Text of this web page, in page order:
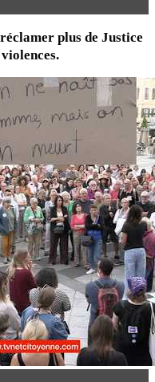
plus de Justice